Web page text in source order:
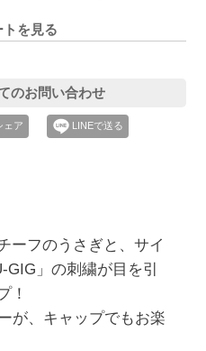
トを見る
のお問い合わせ
ェア LINEで送る
ーフのうさぎと、サイ
GIG」の刺繍が目を引
！
が、キャップでもお楽